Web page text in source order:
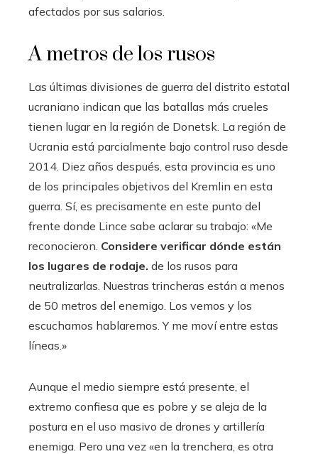
afectados por sus salarios.
A metros de los rusos
Las últimas divisiones de guerra del distrito estatal
ucraniano indican que las batallas más crueles
tienen lugar en la región de Donetsk. La región de
Ucrania está parcialmente bajo control ruso desde
2014. Diez años después, esta provincia es uno
de los principales objetivos del Kremlin en esta
guerra. Sí, es precisamente en este punto del
frente donde Lince sabe aclarar su trabajo: «Me
reconocieron. Considere verificar dónde están
los lugares de rodaje. de los rusos para
neutralizarlas. Nuestras trincheras están a menos
de 50 metros del enemigo. Los vemos y los
escuchamos hablaremos. Y me moví entre estas
líneas.»
Aunque el medio siempre está presente, el
extremo confiesa que es pobre y se aleja de la
postura en el uso masivo de drones y artillería
enemiga. Pero una vez «en la trenchera, es otra